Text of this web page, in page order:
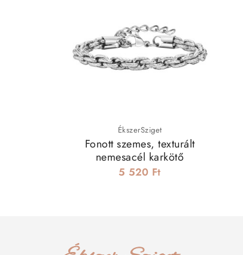
ÉkszerSziget
Fonott szemes, texturált
nemesacél karkötő
5 520 Ft